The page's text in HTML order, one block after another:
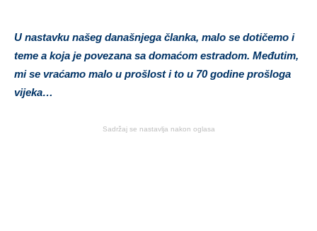
U nastavku našeg današnjega članka, malo se dotičemo i
teme a koja je povezana sa domaćom estradom. Međutim,
mi se vraćamo malo u prošlost i to u 70 godine prošloga
vijeka…
Sadržaj se nastavlja nakon oglasa